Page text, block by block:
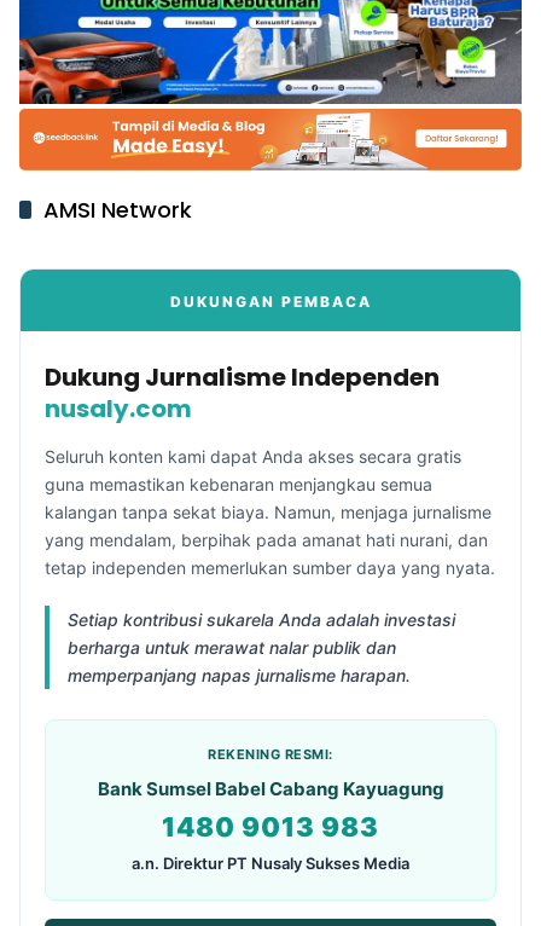
AMSI Network
DUKUNGAN PEMBACA
Dukung Jurnalisme Independen
nusaly.com
Seluruh konten kami dapat Anda akses secara gratis
guna memastikan kebenaran menjangkau semua
kalangan tanpa sekat biaya. Namun, menjaga jurnalisme
yang mendalam, berpihak pada amanat hati nurani, dan
tetap independen memerlukan sumber daya yang nyata.
Setiap kontribusi sukarela Anda adalah investasi
berharga untuk merawat nalar publik dan
memperpanjang napas jurnalisme harapan.
REKENING RESMI:
Bank Sumsel Babel Cabang Kayuagung
1480 9013 983
a.n. Direktur PT Nusaly Sukses Media